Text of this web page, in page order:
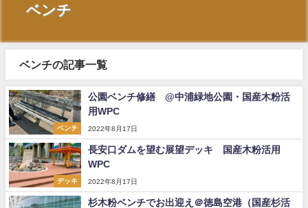
ベンチ
ベンチの記事一覧
ベンチ
公園ベンチ修繕 @中浦緑地公園・国産木粉活
用WPC
2022年8月17日
デッキ
長安口ダムを望む展望デッキ 国産木粉活用
WPC
2022年8月17日
杉木粉ベンチでお出迎え＠徳島空港（国産杉活